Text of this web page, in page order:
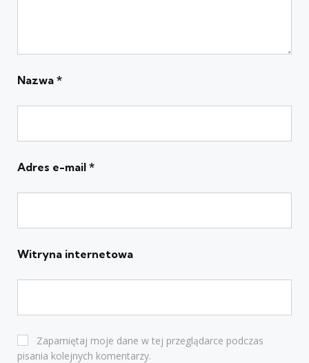
Nazwa *
Adres e-mail *
Witryna internetowa
Zapamiętaj moje dane w tej przeglądarce podczas
pisania kolejnych komentarzy.